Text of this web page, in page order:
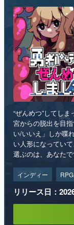
“ぜんめつ”してし
宮からの脱出を目
い/いいえ」しか喋
い人形になってい
選ぶのは、あなたで
インディー RPG
リリース日：